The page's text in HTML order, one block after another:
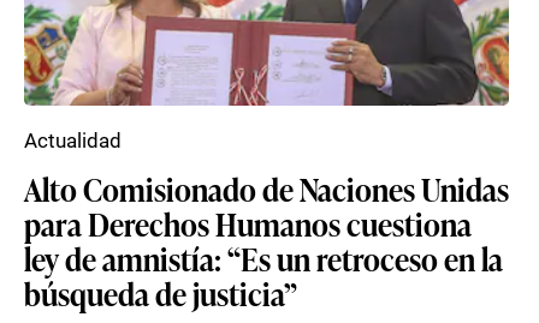
Alto Comisionado de Naciones Unidas
para Derechos Humanos cuestiona
ley de amnistía: “Es un retroceso en la
búsqueda de justicia”
Actualidad